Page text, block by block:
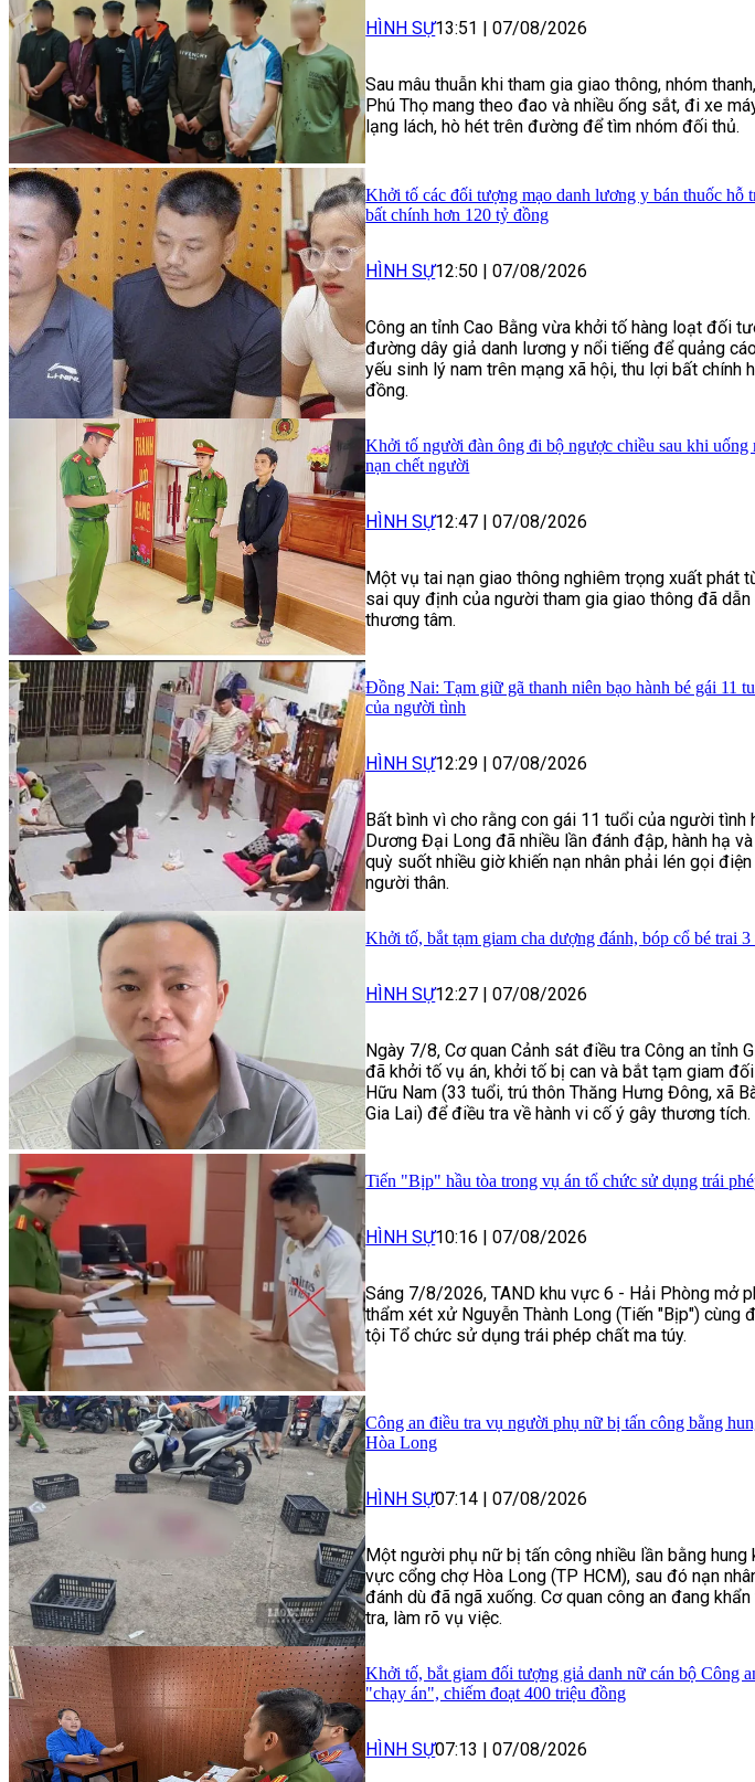
HÌNH SỰ13:51 | 07/08/2026
Sau mâu thuẫn khi tham gia giao thông, nhóm
Phú Thọ mang theo đao và nhiều ống sắt, đi xe
lạng lách, hò hét trên đường để tìm nhóm đối thủ.
Khởi tố các đối tượng mạo danh lương y bán thuốc hỗ
bất chính hơn 120 tỷ đồng
HÌNH SỰ12:50 | 07/08/2026
Công an tỉnh Cao Bằng vừa khởi tố hàng loạt đối
đường dây giả danh lương y nổi tiếng để quảng
yếu sinh lý nam trên mạng xã hội, thu lợi bất chính
đồng.
Khởi tố người đàn ông đi bộ ngược chiều sau khi uống
nạn chết người
HÌNH SỰ12:47 | 07/08/2026
Một vụ tai nạn giao thông nghiêm trọng xuất phát
sai quy định của người tham gia giao thông đã dẫn
thương tâm.
Đồng Nai: Tạm giữ gã thanh niên bạo hành bé gái 11
của người tình
HÌNH SỰ12:29 | 07/08/2026
Bất bình vì cho rằng con gái 11 tuổi của người tình
Dương Đại Long đã nhiều lần đánh đập, hành hạ
quỳ suốt nhiều giờ khiến nạn nhân phải lén gọi
người thân.
Khởi tố, bắt tạm giam cha dượng đánh, bóp cổ bé trai
HÌNH SỰ12:27 | 07/08/2026
Ngày 7/8, Cơ quan Cảnh sát điều tra Công an tỉnh
đã khởi tố vụ án, khởi tố bị can và bắt tạm giam
Hữu Nam (33 tuổi, trú thôn Thăng Hưng Đông, xã
Gia Lai) để điều tra về hành vi cố ý gây thương tích.
Tiến "Bịp" hầu tòa trong vụ án tổ chức sử dụng trái
HÌNH SỰ10:16 | 07/08/2026
Sáng 7/8/2026, TAND khu vực 6 - Hải Phòng mở
thẩm xét xử Nguyễn Thành Long (Tiến "Bịp") cùng
tội Tổ chức sử dụng trái phép chất ma túy.
Công an điều tra vụ người phụ nữ bị tấn công bằng
Hòa Long
HÌNH SỰ07:14 07/08/2026
Một người phụ nữ bị tấn công nhiều lần bằng hung
vực cổng chợ Hòa Long (TP HCM), sau đó nạn
đánh dù đã ngã xuống. Cơ quan công an đang
tra, làm rõ vụ việc.
Khởi tố, bắt giam đối tượng giả danh nữ cán bộ Công
"chạy án", chiếm đoạt 400 triệu đồng
HÌNH SỰ07:13 07/08/2026